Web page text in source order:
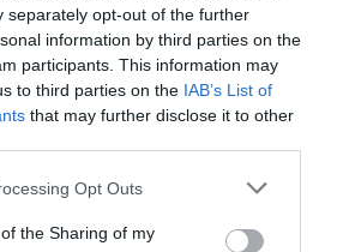
separately opt-out of the further
information by third parties on the
participants. This information may
to third parties on the IAB’s List of
that may further disclose it to other
Opt Outs
the Sharing of my